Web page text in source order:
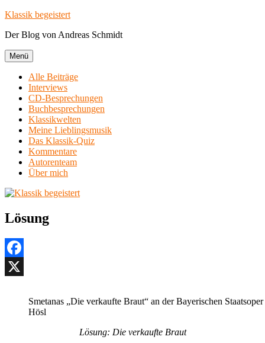
Zum
springen
Klassik begeistert
Der Blog von Andreas Schmidt
Menü
Alle Beiträge
Interviews
CD-Besprechungen
Buchbesprechungen
Klassikwelten
Meine Lieblingsmusik
Das Klassik-Quiz
Kommentare
Autorenteam
Über mich
Lösung
Facebook
Smetanas „Die verkaufte Braut“ an der Bayerischen
Hösl
Lösung: Die verkaufte Braut